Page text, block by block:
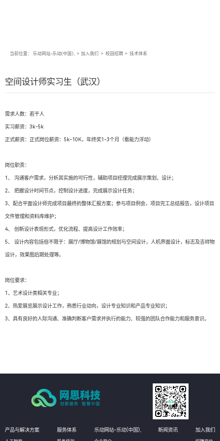
当前位置： 乐动网站-乐动(中国), > 加入我们 > 校园招聘 > 技术体系
空间设计师实习生（武汉）
需求人数：若干人
实习薪资：3k-5k
正式薪资：正式岗位薪资：5k-10K，年终奖1-3个月（看能力浮动）
岗位职责：
1、 沟通客户需求，分析其实施的可行性，辅助项目经理完成展示策划、设计；
2、 把握设计时间节点，控制设计进度，完成展示设计任务；
3、配合平面设计师完成项目最终的整体汇报方案；参与项目例会，项目完工总结报告，设计项目
文件管理和资料库维护；
4、 创新设计表现形式，优化流程、提高设计工作效率；
5、 设计内容包括但不限于：展厅/博物馆/展馆的规划与空间设计，人机界面设计，标志及吉祥物
设计，效果图后期处理等。
岗位要求：
1、艺术设计类相关专业；
2、热爱展览展示设计工作，熟悉行业动向，设计专业知识和产品专业知识；
3、具有良好的人际沟通、准确判断客户需求并执行的能力、较强的团队合作能力和服务意识。
产品与解决方案 服务体系 乐动网站-乐动(中国), 新闻资讯 加入我们